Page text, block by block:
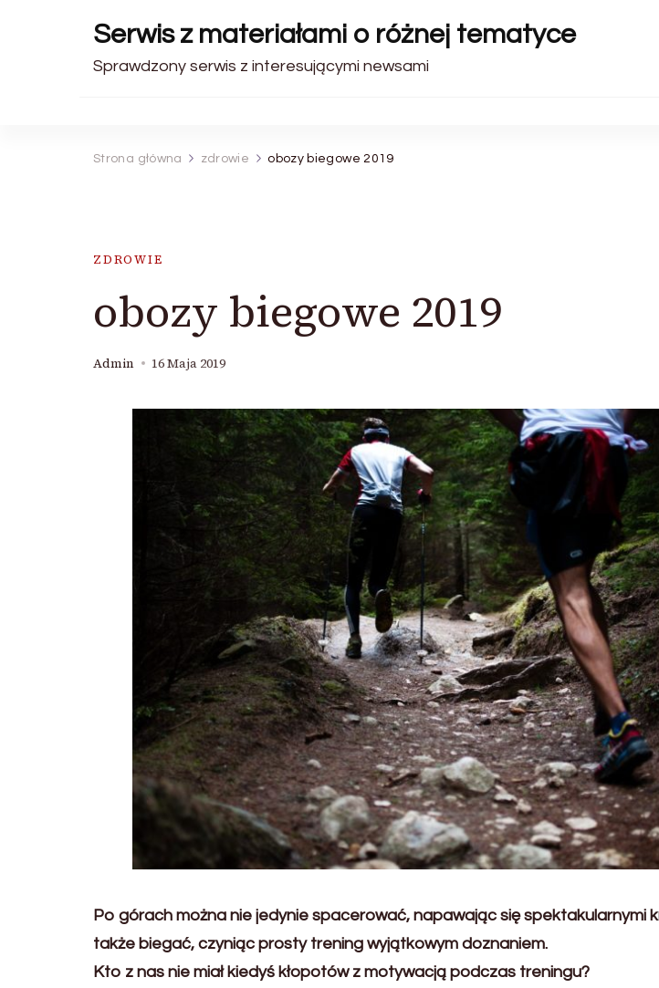
Serwis z materiałami o różnej tematyce
Sprawdzony serwis z interesującymi newsami
Strona główna zdrowie obozy biegowe 2019
ZDROWIE
obozy biegowe 2019
Admin 16 Maja 2019
Po górach można nie jedynie spacerować, napawając się spektakularnymi
także biegać, czyniąc prosty trening wyjątkowym doznaniem.
Kto z nas nie miał kiedyś kłopotów z motywacją podczas treningu?